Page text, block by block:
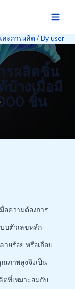
Main
ะการผลิต / By user
รผลิตชิ้น
างเมื่อมี
ชิ้น
ความต้องการ
บตัวเลขหลัก
ยร้อย หรือเกือบ
ภาพสูงจึงเป็น
ตที่เหมาะสมกับ